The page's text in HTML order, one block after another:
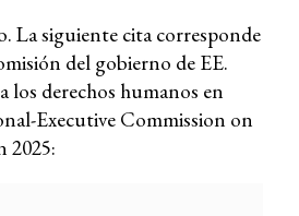
La siguiente cita corresponde
del gobierno de EE.
derechos humanos en
Executive Commission on
2025: